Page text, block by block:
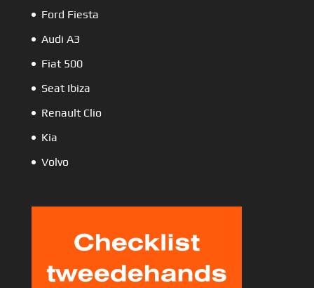
Ford Fiesta
Audi A3
Fiat 500
Seat Ibiza
Renault Clio
Kia
Volvo